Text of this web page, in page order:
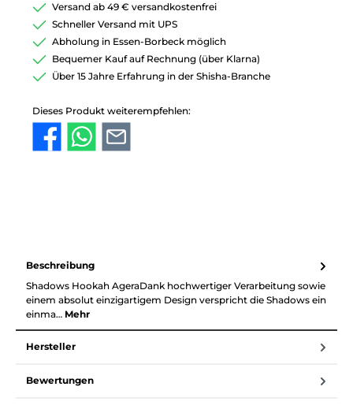
Versand ab 49 € versandkostenfrei
Schneller Versand mit UPS
Abholung in Essen-Borbeck möglich
Bequemer Kauf auf Rechnung (über Klarna)
Über 15 Jahre Erfahrung in der Shisha-Branche
Dieses Produkt weiterempfehlen:
Beschreibung
Shadows Hookah AgeraDank hochwertiger Verarbeitung sowie
einem absolut einzigartigem Design verspricht die Shadows ein
einma… Mehr
Hersteller
Bewertungen